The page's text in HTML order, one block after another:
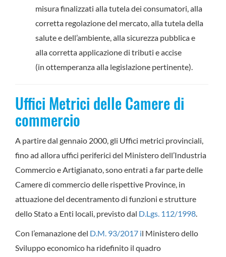
misura finalizzati alla tutela dei consumatori, alla
corretta regolazione del mercato, alla tutela della
salute e dell’ambiente, alla sicurezza pubblica e
alla corretta applicazione di tributi e accise
(in ottemperanza alla legislazione pertinente).
Uffici Metrici delle Camere di
commercio
A partire dal gennaio 2000, gli Uffici metrici provinciali,
fino ad allora uffici periferici del Ministero dell’Industria
Commercio e Artigianato, sono entrati a far parte delle
Camere di commercio delle rispettive Province, in
attuazione del decentramento di funzioni e strutture
dello Stato a Enti locali, previsto dal D.Lgs. 112/1998.
Con l’emanazione del D.M. 93/2017 il Ministero dello
Sviluppo economico ha ridefinito il quadro